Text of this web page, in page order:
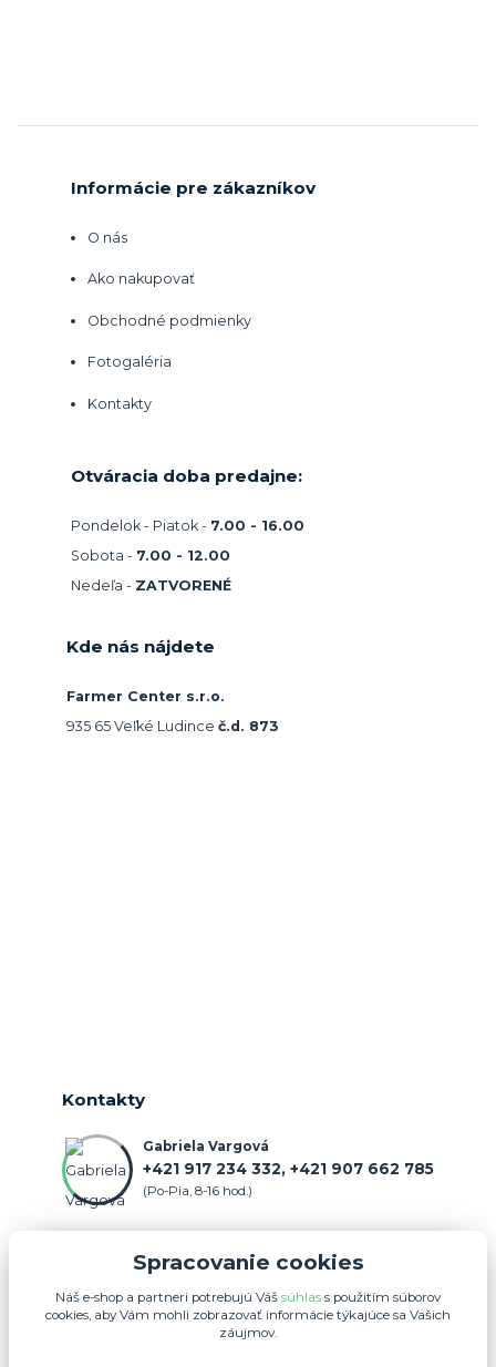
Informácie pre zákazníkov
O nás
Ako nakupovať
Obchodné podmienky
Fotogaléria
Kontakty
Otváracia doba predajne:
Pondelok - Piatok - 7.00 - 16.00
Sobota - 7.00 - 12.00
Nedeľa - ZATVORENÉ
Kde nás nájdete
Farmer Center s.r.o.
935 65 Veľké Ludince č.d. 873
Kontakty
Gabriela Vargová
+421 917 234 332, +421 907 662 785
(Po-Pia, 8-16 hod.)
Spracovanie cookies
Náš e-shop a partneri potrebujú Váš súhlas s použitím súborov
cookies, aby Vám mohli zobrazovať informácie týkajúce sa Vašich
záujmov.